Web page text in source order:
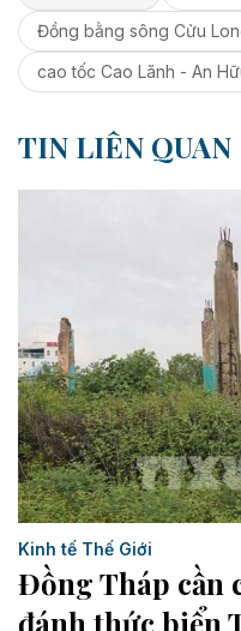
Đồng bằng sông Cửu
cao tốc Cao Lãnh - An
TIN LIÊN QUAN
Kinh tế Thế Giới
Đồng Tháp cần
đánh thức biển